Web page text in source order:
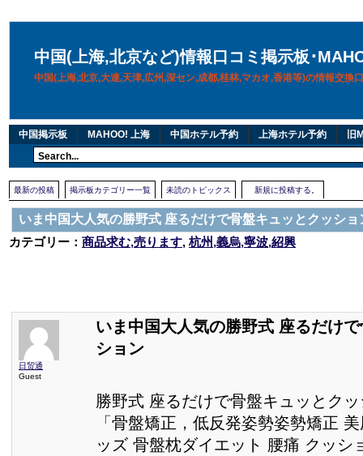
中国(上海,北京など)情報口コミ掲示板･
中国(上海,北京,大連,天津,広州,深セン,成都,桂林,マカオ,香港等)の情報交換
中国掲示板 MAHOO! 上海 中国ホテル予約 上海ホテル予約 旧
最新の投稿 掲示板カテゴリー一覧 未読のトピックス 新規に投稿する。
いま中国大人気の勝野式 座るだけで骨盤キュッとクッショ
カテゴリー： 商品求む,売ります, 杭州,義烏,寧波,紹興
日贸通
Guest
いま中国大人気の勝野式 座るだけ
ション
勝野式 座るだけで骨盤キュッとク
「骨盤矯正，低反発姿勢姿勢矯正
ッズ 骨盤枕ダイエット 腰痛 クッシ